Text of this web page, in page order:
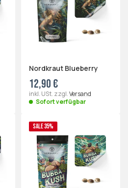
Nordkraut Blueberry
12,90 €
inkl. USt. zzgl.Versand
Sofort verfügbar
SALE 35%